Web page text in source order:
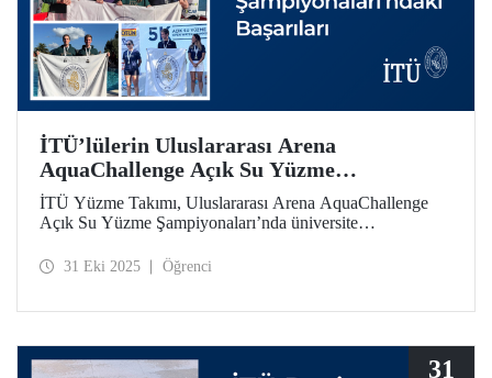
İTÜ’lülerin Uluslararası Arena
AquaChallenge Açık Su Yüzme
Şampiyonaları'ndaki Başarıları
İTÜ Yüzme Takımı, Uluslararası Arena AquaChallenge
Açık Su Yüzme Şampiyonaları’nda üniversite
gurur verici dereceler elde etti.
31 Eki 2025 Öğrenci
31